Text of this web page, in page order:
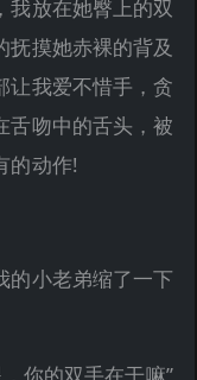
我放在她臀上的双
抚摸她赤裸的背及
让我爱不惜手，贪
舌吻中的舌头，被
的动作!
的小老弟缩了一下
你的双手在干嘛”